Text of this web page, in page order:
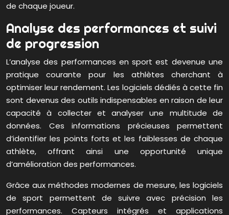
de chaque joueur.
Analyse des performances et suivi
de progression
L’analyse des performances en sport est devenue une
pratique courante pour les athlètes cherchant à
optimiser leur rendement. Les logiciels dédiés à cette fin
sont devenus des outils indispensables en raison de leur
capacité à collecter et analyser une multitude de
données. Ces informations précieuses permettent
d’identifier les points forts et les faiblesses de chaque
athlète, offrant ainsi une opportunité unique
d’amélioration des performances.
Grâce aux méthodes modernes de mesure, les logiciels
de sport permettent de suivre avec précision les
performances. Capteurs intégrés et applications